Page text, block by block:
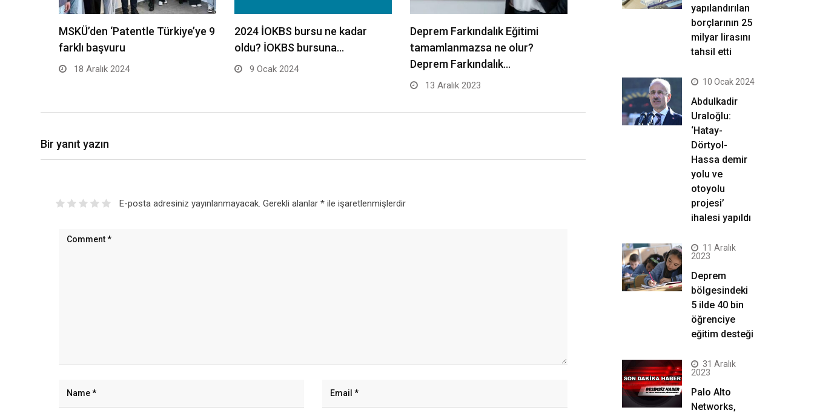
MSKÜ’den ‘Patentle Türkiye’ye 9
farklı başvuru
18 Aralık 2024
2024 İOKBS bursu ne kadar
oldu? İOKBS bursuna…
9 Ocak 2024
Deprem Farkındalık Eğitimi
tamamlanmazsa ne olur?
Deprem Farkındalık…
13 Aralık 2023
Bir yanıt yazın
E-posta adresiniz yayınlanmayacak. Gerekli alanlar *ile işaretlenmişlerdir
yapılandırılan
borçlarının 25
milyar lirasını
tahsil etti
10 Ocak 2024
Abdulkadir
Uraloğlu:
‘Hatay-
Dörtyol-
Hassa demir
yolu ve
otoyolu
projesi’
ihalesi yapıldı
11 Aralık
2023
Deprem
bölgesindeki
5 ilde 40 bin
öğrenciye
eğitim desteği
31 Aralık
2023
Palo Alto
Networks,